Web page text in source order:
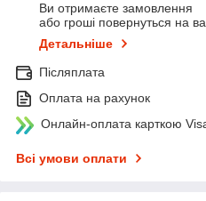
Ви отримаєте замовлення
або гроші повернуться на
Детальніше
Післяплата
Оплата на рахунок
Онлайн-оплата карткою
Всі умови оплати